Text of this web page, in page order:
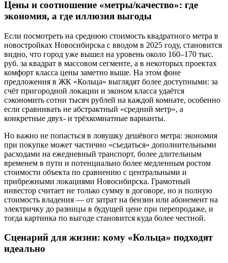
Цены и соотношение «метры/качество»: где
экономия, а где иллюзия выгоды
Если посмотреть на среднюю стоимость квадратного метра в
новостройках Новосибирска с вводом в 2025 году, становится
видно, что город уже вышел на уровень около 160–170 тыс.
руб. за квадрат в массовом сегменте, а в некоторых проектах
комфорт класса цены заметно выше. На этом фоне
предложения в ЖК «Кольца» выглядят более доступными: за
счёт пригородной локации и эконом класса удаётся
сэкономить сотни тысяч рублей на каждой комнате, особенно
если сравнивать не абстрактный «средний метр», а
конкретные двух- и трёхкомнатные варианты.
Но важно не попасться в ловушку дешёвого метра: экономия
при покупке может частично «съедаться» дополнительными
расходами на ежедневный транспорт, более длительным
временем в пути и потенциально более медленным ростом
стоимости объекта по сравнению с центральными и
прибрежными локациями Новосибирска. Грамотный
инвестор считает не только сумму в договоре, но и полную
стоимость владения — от затрат на бензин или абонемент на
электричку до разницы в будущей цене при перепродаже, и
тогда картинка по выгоде становится куда более честной.
Сценарий для жизни: кому «Кольца» подходят
идеально